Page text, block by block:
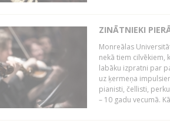
ZINĀTNIEKI
Monreālas
nekā tiem cilvēkiem,
labāku izpratni par
uz ķermeņa
pianisti, čellisti,
– 10 gadu vecumā.